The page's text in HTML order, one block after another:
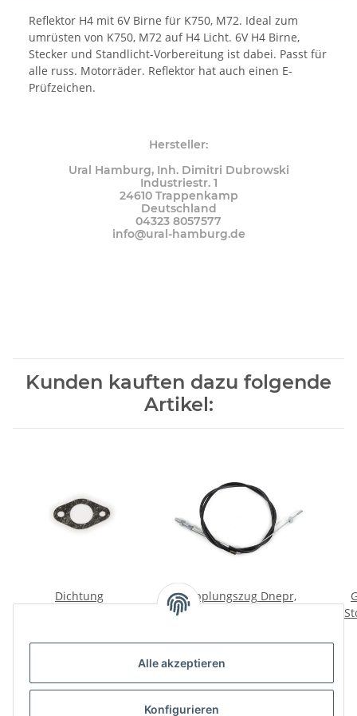
Alle akzeptieren
Konfigurieren
Reflektor H4 mit 6V Birne für K750, M72. Ideal zum
umrüsten von K750, M72 auf H4 Licht. 6V H4 Birne,
Stecker und Standlicht-Vorbereitung ist dabei. Passt für
alle russ. Motorräder. Reflektor hat auch einen E-
Prüfzeichen.
Hersteller:
Ural Hamburg, Inh. Dimitri Dubrowski
Industriestr. 1
24610 Trappenkamp
Deutschland
04323 8057577
info@ural-hamburg.de
Kunden kauften dazu folgende
Artikel:
Dichtung
Kupplungszug Dnepr,
K750 EU-Herstellung.